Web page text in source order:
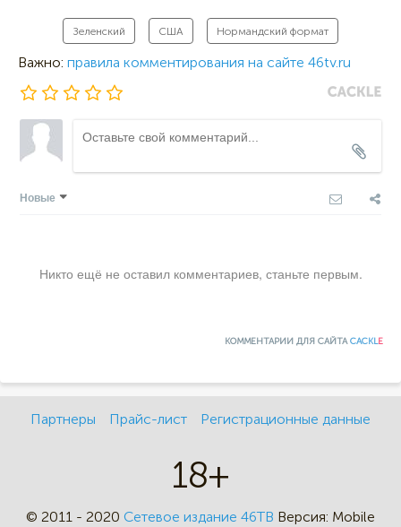
Зеленский США Нормандский формат
Важно: правила комментирования на сайте 46tv.ru
Новые
Никто ещё не оставил комментариев, станьте первым.
КОММЕНТАРИИ ДЛЯ САЙТАCACKLE
Партнеры Прайс-лист Регистрационные данные
18+
© 2011 - 2020 Сетевое издание 46ТВ Версия: Mobile